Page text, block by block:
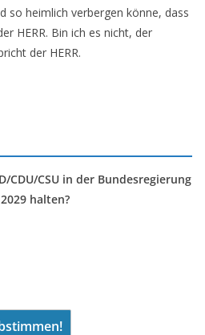
so heimlich verbergen könne, dass
HERR. Bin ich es nicht, der
der HERR.
CDU/CSU in der Bundesregierung
halten?